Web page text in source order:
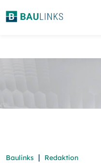
Baulinks | Redaktion